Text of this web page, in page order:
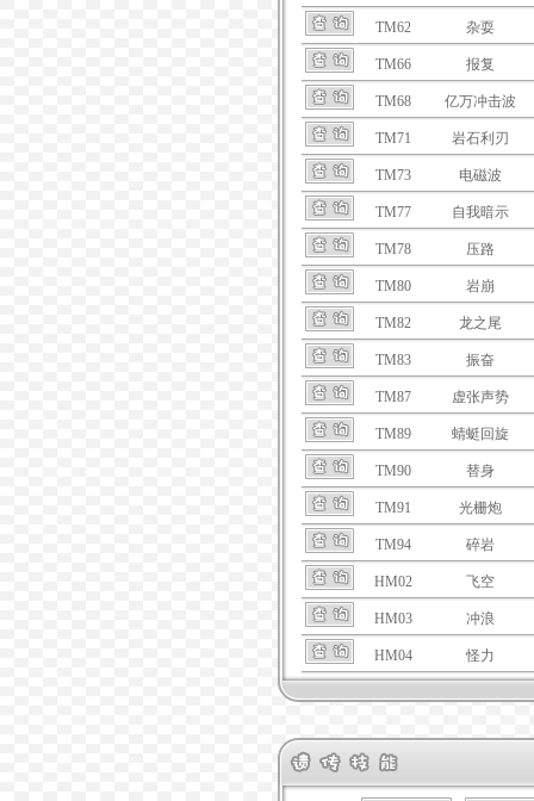
TM62 杂耍
TM66 报复
TM68 亿万冲击波
TM71 岩石利刃
TM73 电磁波
TM77 自我暗示
TM78 压路
TM80 岩崩
TM82 龙之尾
TM83 振奋
TM87 虚张声势
TM89 蜻蜓回旋
TM90 替身
TM91 光栅炮
TM94 碎岩
HM02 飞空
HM03 冲浪
HM04 怪力